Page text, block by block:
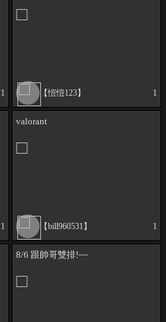
1 【愷愷123】 1
1
valorant
【bill960531】 1
8/6 跟帥哥雙排!~~